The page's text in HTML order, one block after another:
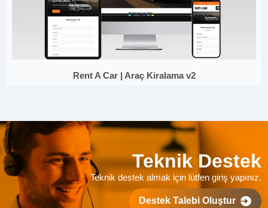
Rent A Car | Araç Kiralama v2
Teknik Destek
Teknik destek almak için lütfen giriş yapınız.
Destek Talebi Oluştur